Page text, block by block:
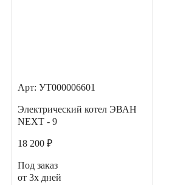
Арт: УТ000006601
Электрический котел ЭВАН
NEXT - 9
18 200 ₽
Под заказ
от 3х дней